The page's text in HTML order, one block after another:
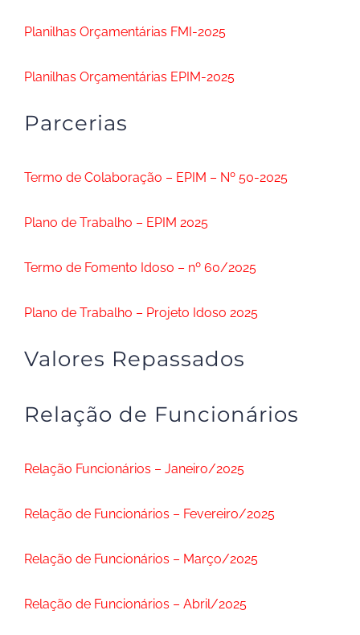
Planilhas Orçamentárias FMI-2025
Planilhas Orçamentárias EPIM-2025
Parcerias
Termo de Colaboração – EPIM – Nº 50-2025
Plano de Trabalho – EPIM 2025
Termo de Fomento Idoso – nº 60/2025
Plano de Trabalho – Projeto Idoso 2025
Valores Repassados
Relação de Funcionários
Relação Funcionários – Janeiro/2025
Relação de Funcionários – Fevereiro/2025
Relação de Funcionários – Março/2025
Relação de Funcionários – Abril/2025